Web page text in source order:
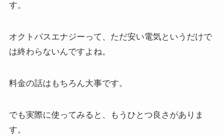
す。
オクトパスエナジーって、ただ安い電気というだけで
は終わらないんですよね。
料金の話はもちろん大事です。
でも実際に使ってみると、もうひとつ良さがありま
す。